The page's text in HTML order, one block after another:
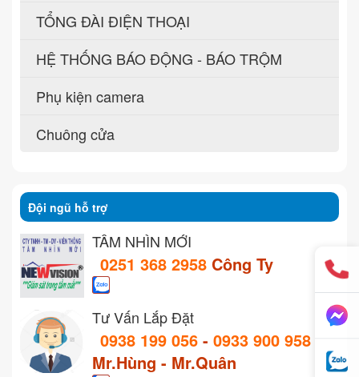
TỔNG ĐÀI ĐIỆN THOẠI
HỆ THỐNG BÁO ĐỘNG - BÁO TRỘM
Phụ kiện camera
Chuông cửa
Đội ngũ hỗ trợ
TẦM NHÌN MỚI
0251 368 2958 Công Ty
Tư Vấn Lắp Đặt
0938 199 056 - 0933 900 958
Mr.Hùng - Mr.Quân